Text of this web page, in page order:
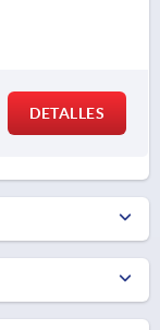
DETALLES